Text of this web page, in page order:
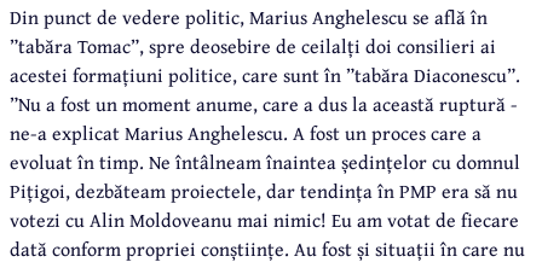
Din punct de vedere politic, Marius Anghelescu se află în
”tabăra Tomac”, spre deosebire de ceilalți doi consilieri ai
acestei formațiuni politice, care sunt în ”tabăra Diaconescu”.
”Nu a fost un moment anume, care a dus la această ruptură -
ne-a explicat Marius Anghelescu. A fost un proces care a
evoluat în timp. Ne întâlneam înaintea ședințelor cu domnul
Pițigoi, dezbăteam proiectele, dar tendința în PMP era să nu
votezi cu Alin Moldoveanu mai nimic! Eu am votat de fiecare
dată conform propriei conștiințe. Au fost și situații în care nu